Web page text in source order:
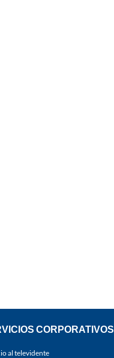
CORPORATIVOS
al televidente